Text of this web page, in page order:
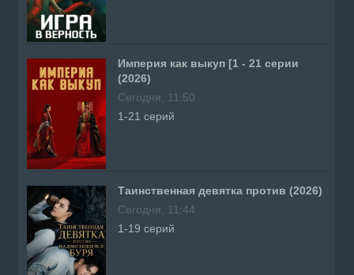
Империя как выкуп [1 - 21 серии
(2026)
Сегодня, 11:50
1-21 серий
Таинственная девятка против (2026)
Сегодня, 11:44
1-19 серий